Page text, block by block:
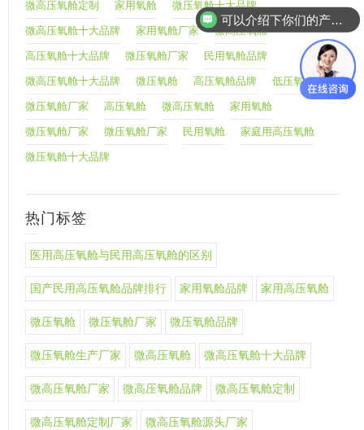
微高压氧舱定制 家用氧舱 微压氧舱十大品牌
微高压氧舱十大品牌 家用氧舱厂家 微高压氧舱
高压氧舱十大品牌 微压氧舱厂家 民用氧舱品牌
微高压氧舱十大品牌 微压氧舱 高压氧舱品牌 低压氧舱
微压氧舱厂家 高压氧舱 微高压氧舱 家用氧舱
微压氧舱厂家 微压氧舱厂家 民用氧舱 家庭用高压氧舱
微压氧舱十大品牌
热门标签
医用高压氧舱与民用高压氧舱的区别
国产民用高压氧舱品牌排行 家用氧舱品牌 家用高压氧舱
微压氧舱 微压氧舱厂家 微压氧舱品牌
微压氧舱生产厂家 微高压氧舱 微高压氧舱十大品牌
微高压氧舱厂家 微高压氧舱品牌 微高压氧舱定制
微高压氧舱定制厂家 微高压氧舱源头厂家
可以介绍下你们的产品么